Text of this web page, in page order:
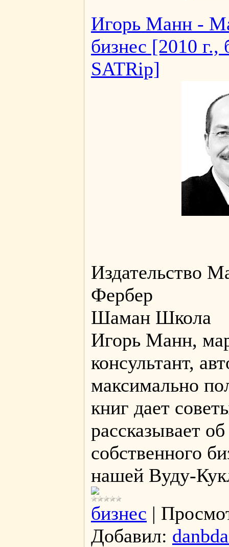
Игорь Манн -
бизнес [2010 г.,
SATRip]
Издательство
Фербер
Шаман Школа
Игорь Манн,
консультант,
максимально
книг дает
рассказывает
собственного
нашей Вуду-
бизнес |
Добавил: